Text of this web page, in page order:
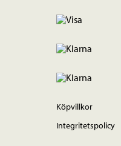
Köpvillkor
Integritetspolicy